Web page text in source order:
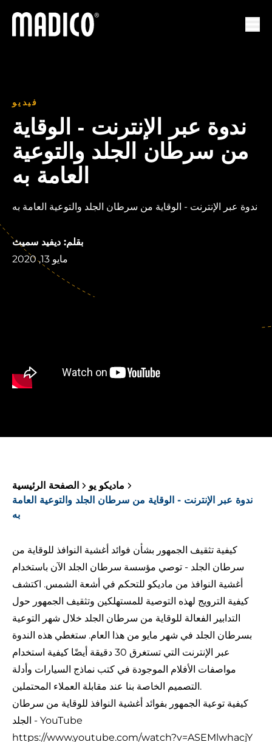
ماديكو
فيديو
ندوة عبر الإنترنت - الوقاية
من سرطان الجلد والتوعية
العامة به
ندوة عبر الإنترنت - الوقاية من سرطان الجلد والتوعية العامة به
بقلم: ديفيد سميث
مايو 13, 2020
الصفحة الرئيسية
ماديكو يو
ندوة عبر الإنترنت - الوقاية من سرطان الجلد والتوعية العامة
به
كيفية تثقيف الجمهور بشأن فوائد أغشية النوافذ للوقاية من
سرطان الجلد - توصي مؤسسة سرطان الجلد الآن باستخدام
أغشية النوافذ من ماديكو للتحكم في أشعة الشمس. اكتشف
كيفية الترويج لهذه التوصية للمستهلكين وتثقيف الجمهور حول
التدابير الفعالة للوقاية من سرطان الجلد خلال شهر التوعية
بسرطان الجلد في شهر مايو من هذا العام. ستغطي هذه الندوة
عبر الإنترنت التي تستغرق 30 دقيقة أيضًا كيفية استخدام
مواصفات الأفلام الموجودة في كتب نماذج السيارات وأدلة
التصميم الخاصة بنا عند مقابلة العملاء المحتملين.
كيفية توعية الجمهور بفوائد أغشية النوافذ للوقاية من سرطان
الجلد - YouTube
https://www.youtube.com/watch?v=ASEMlwhacjY